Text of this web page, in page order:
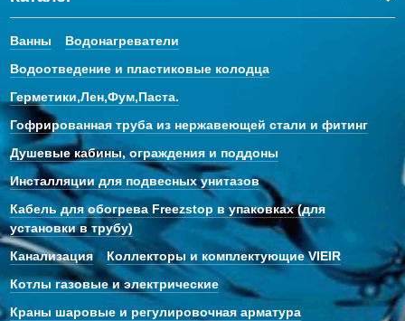
Ванны
Водонагреватели
Водоотведение и пластиковые колодца
Герметики,Лен,Фум,Паста.
Гофрированная труба из нержавеющей стали и фитинг
Душевые кабины, ограждения и поддоны
Инсталляции для подвесных унитазов
Кабель для обогрева Freezstop в упаковках (для
установки в трубу)
Канализация
Коллекторы и комплектующие VIEIR
Котлы газовые и электрические
Краны шаровые и регулировочная арматура